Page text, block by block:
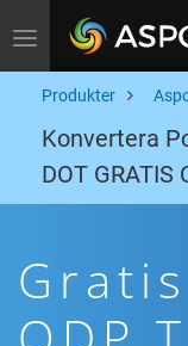
Toggle navigation
Produkter
Konvertera
DOT